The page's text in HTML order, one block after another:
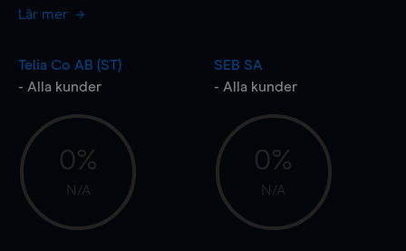
Lär mer
Telia Co AB (ST)
- Alla kunder
0%
N/A
SEB SA
- Alla kunder
0%
N/A